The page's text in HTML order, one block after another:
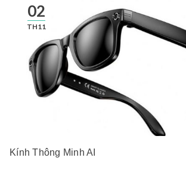
02
TH11
Kính Thông Minh AI